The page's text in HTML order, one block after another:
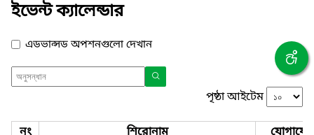
ইভেন্ট ক্যালেন্ডার
এডভান্সড অপশনগুলো দেখান
পৃষ্ঠা আইটেম